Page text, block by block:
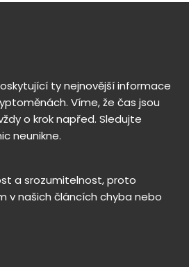
ty nejnovější informace
Víme, že čas jsou
o krok napřed. Sledujte
neunikne.
a srozumitelnost, proto
v našich článcích chyba nebo